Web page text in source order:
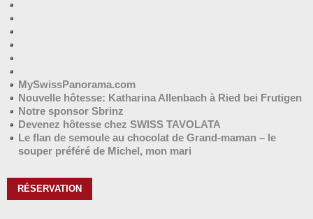
MySwissPanorama.com
Nouvelle hôtesse: Katharina Allenbach à Ried bei Frutigen
Notre sponsor Sbrinz
Devenez hôtesse chez SWISS TAVOLATA
Le flan de semoule au chocolat de Grand-maman – le
souper préféré de Michel, mon mari
RÉSERVATION